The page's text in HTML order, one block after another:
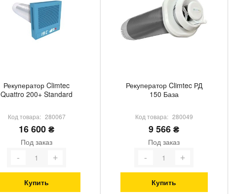
Рекуператор Climtec
Quattro 200+ Standard
Код товара: 280067
16 600 ₴
Под заказ
Купить
Рекуператор Climtec РД
150 База
Код товара: 280049
9 566 ₴
Под заказ
Купить